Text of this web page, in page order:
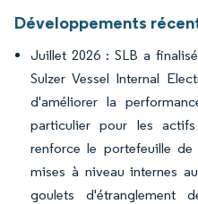
Développements
Juillet 2026 : SLB a
Sulzer Vessel Internal
d'améliorer la
particulier pour les
renforce le portefeuille
mises à niveau internes
goulets d'étranglement